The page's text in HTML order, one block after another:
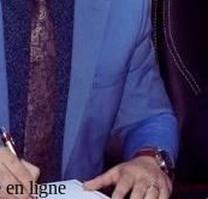
en ligne